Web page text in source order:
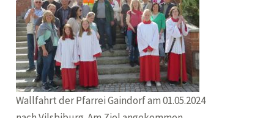
Wallfahrt der Pfarrei Gaindorf am 01.05.2024